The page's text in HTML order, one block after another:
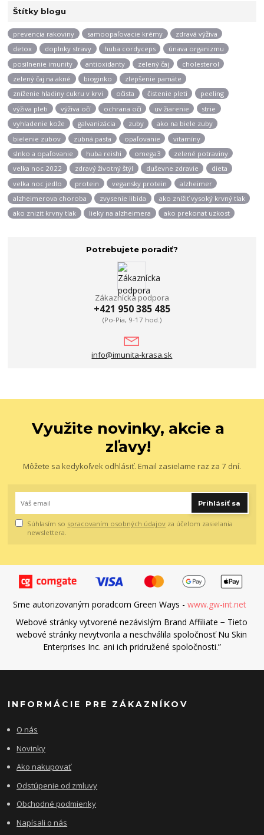
Štítky blogu
prevencia rakoviny samoopaľovacie krémy
zdravá výživa
detox
doplnky stravy huba cordyceps
únava organizmu
posilnenie imunity
antioxidanty zelený čaj
cholesterol
zelený čaj na akné
bioginko
zlepšenie pamäte
zníženie hladiny cukru v krvi
očista čistenie pleti
peeling
výživa pleti
výživa očí ochrana očí uv žiarenie
strie
vyhladenie kože
galvanizácia zuby
ako na biele zuby
bielenie zubov
zubná pasta opaľovanie
vitamíny
slnko a opaľovanie
huba reishi omega3
zelené potraviny
velka noc 2022
zdravý životný štýl duševne zdravie
dieta
velka noc jedlo
protein vegansky protein
alzheimer
alzheimerova choroba
zvysenie libida
ako znížiť vysoký krvný tlak
ako znizit krvny tlak
lieky na alzheimera ako prekonat uzkost
Potrebujete poradiť?
Zákaznícka podpora
+421 950 385 485
(Po-Pia, 9-17 hod.)
info@imunita-krasa.sk
Využite novinky, akcie a
zľavy!
Môžete sa kedykoľvek odhlásiť. Email zasielame raz za 7 dní.
Prihlásiť sa
Súhlasím so spracovaním osobných údajov za účelom zasielania
newslettera.
Sme autorizovaným poradcom Green Ways - www.gw-int.net
Webové stránky vytvorené nezávislým Brand Affiliate − Tieto
webové stránky nevytvorila a neschválila spoločnosť Nu Skin
Enterprises Inc. ani ich pridružené spoločnosti.”
INFORMÁCIE PRE ZÁKAZNÍKOV
O nás
Novinky
Ako nakupovať
Odstúpenie od zmluvy
Obchodné podmienky
Napísali o nás